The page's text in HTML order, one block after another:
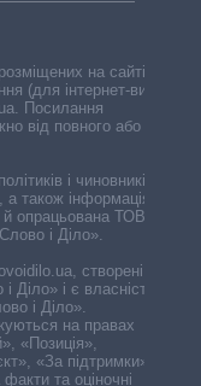
на сайті,
(для інтернет-видань
Посилання
від повного або
і чиновників,
також інформація про
опрацьована ТОВ «ІА
і Діло».
створені ГО
і є власністю
і Діло».
на правах
«Позиція»,
«За підтримки».
та оціночні